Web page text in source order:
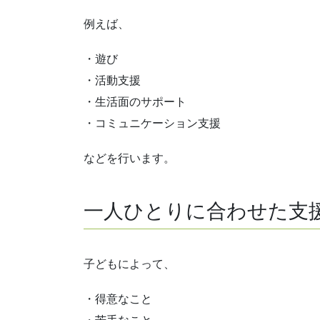
例えば、
・遊び
・活動支援
・生活面のサポート
・コミュニケーション支援
などを行います。
一人ひとりに合わせた支
子どもによって、
・得意なこと